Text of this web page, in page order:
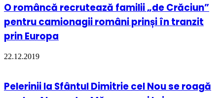
O româncă recrutează familii „de Crăciun”
pentru camionagii români prinși în tranzit
prin Europa
22.12.2019
Pelerinii la Sfântul Dimitrie cel Nou se roagă